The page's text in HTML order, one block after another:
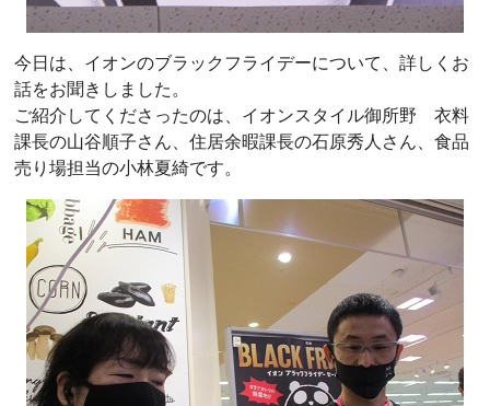
今日は、イオンのブラックフライデーについて、詳しくお
話をお聞きしました。
ご紹介してくださったのは、イオンスタイル御所野 衣料
課長の山谷順子さん、住居余暇課長の石原秀人さん、食品
売り場担当の小林夏綺です。